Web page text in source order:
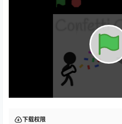
下载权限